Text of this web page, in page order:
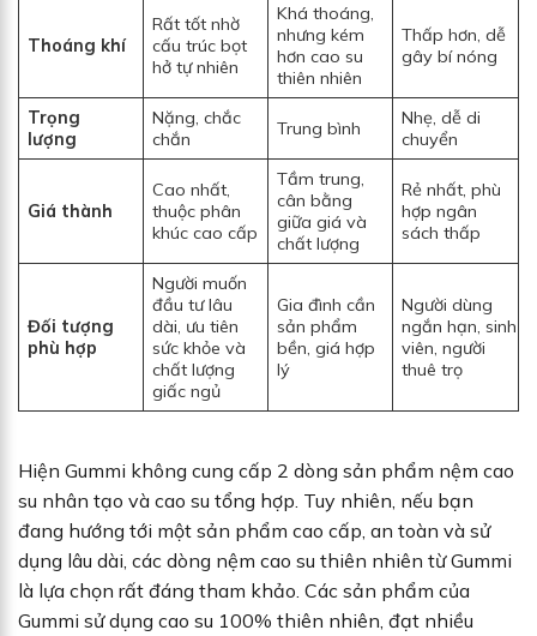
Thoáng khí
Rất tốt nhờ
cấu trúc bọt
hở tự nhiên
Khá thoáng,
nhưng kém
hơn cao su
thiên nhiên
Thấp hơn, dễ
gây bí nóng
Trọng
lượng
Nặng, chắc
chắn
Trung bình
Nhẹ, dễ di
chuyển
Giá thành
Cao nhất,
thuộc phân
khúc cao cấp
Tầm trung,
cân bằng
giữa giá và
chất lượng
Rẻ nhất, phù
hợp ngân
sách thấp
Đối tượng
phù hợp
Người muốn
đầu tư lâu
dài, ưu tiên
sức khỏe và
chất lượng
giấc ngủ
Gia đình cần
sản phẩm
bền, giá hợp
lý
Người dùng
ngắn hạn, sinh
viên, người
thuê trọ
Hiện Gummi không cung cấp 2 dòng sản phẩm nệm cao
su nhân tạo và cao su tổng hợp. Tuy nhiên, nếu bạn
đang hướng tới một sản phẩm cao cấp, an toàn và sử
dụng lâu dài, các dòng nệm cao su thiên nhiên từ Gummi
là lựa chọn rất đáng tham khảo. Các sản phẩm của
Gummi sử dụng cao su 100% thiên nhiên, đạt nhiều